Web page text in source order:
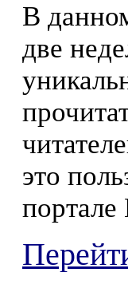
В
две
это
портале